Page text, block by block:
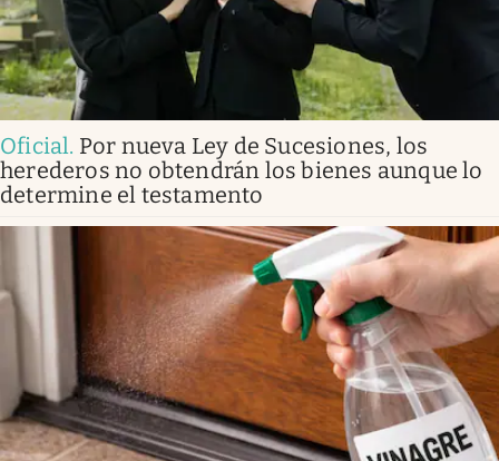
Oficial. Por nueva Ley de Sucesiones, los
herederos no obtendrán los bienes aunque lo
determine el testamento